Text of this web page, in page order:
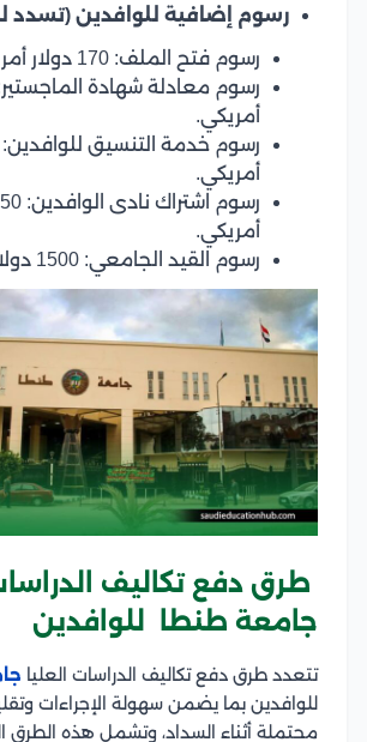
رسوم إضافية للوافدين (تسدد
رسوم فتح الملف: 170 دولار أمريكي.
أمريكي.
أمريكي.
أمريكي.
رسوم القيد الجامعي: 1500 دولار أمريكي.
طرق دفع تكاليف
جامعة طنطا للوافدين
تتعدد طرق دفع تكاليف الدراسات العليا
للوافدين بما يضمن سهولة الإجراءات
محتملة أثناء السداد، وتشمل هذه الطرق